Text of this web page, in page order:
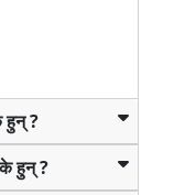
हुन् ?
हुन् ?